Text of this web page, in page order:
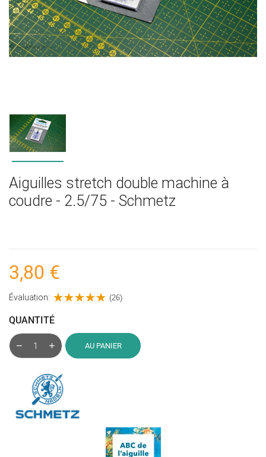
Aiguilles stretch double machine à
coudre - 2.5/75 - Schmetz
3,80 €
Évaluation: (26)
QUANTITÉ
AU PANIER